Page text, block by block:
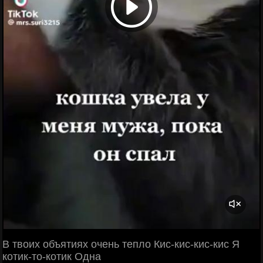
В твоих объятиях очень тепло Кис-кис-кис-кис Я
котик-то-котик Одна